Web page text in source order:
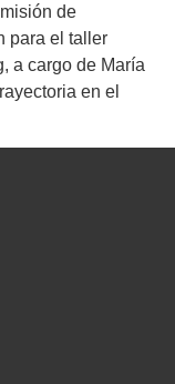
de
para el taller
a cargo de María
en el